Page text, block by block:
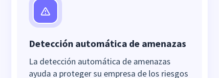
Detección automática de amenazas
La detección automática de amenazas
ayuda a proteger su empresa de los riesgos